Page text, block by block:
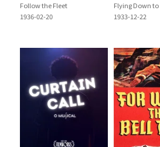
Follow the Fleet
1936-02-20
Flying Down to
1933-12-22